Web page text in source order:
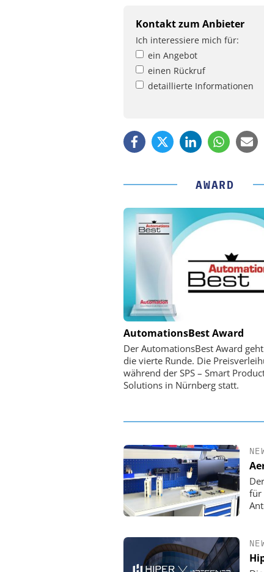
Kontakt zum Anbieter
Ich interessiere mich für:
ein Angebot
einen Rückruf
detaillierte Informationen
AWARD
AutomationsBest Award
Der AutomationsBest Award
die vierte Runde. Die
während der SPS – Smart
Solutions in Nürnberg statt.
PHYSIK
CO. KG
Optische
Satelliten:
PI-
für